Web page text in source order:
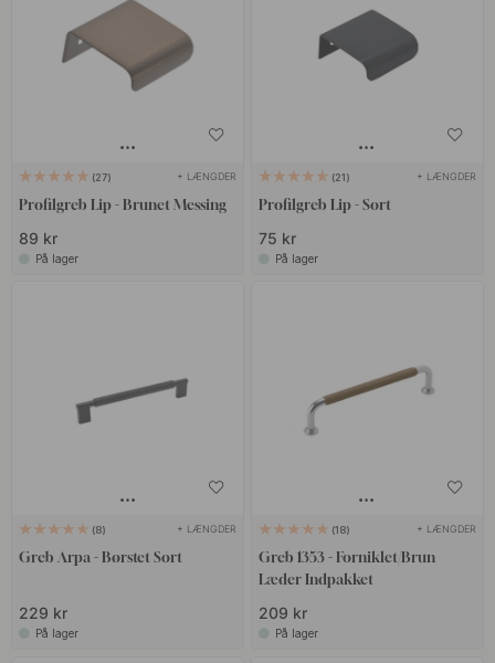
27 + LÆNGDER
Profilgreb Lip - Brunet Messing
89 kr
På lager
21 + LÆNGDER
Profilgreb Lip - Sort
75 kr
På lager
8 + LÆNGDER
Greb Arpa - Børstet Sort
229 kr
På lager
18 + LÆNGDER
Greb 1353 - Forniklet/Brun
Læder Indpakket
209 kr
På lager